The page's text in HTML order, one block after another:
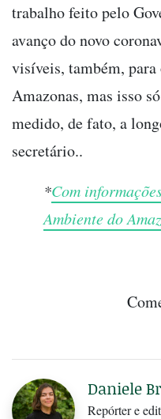
trabalho feito pelo
avanço do novo
visíveis, também,
Amazonas, mas isso
medido, de fato, a
secretário..
*Com
Ambiente do
Daniele
Repórter e